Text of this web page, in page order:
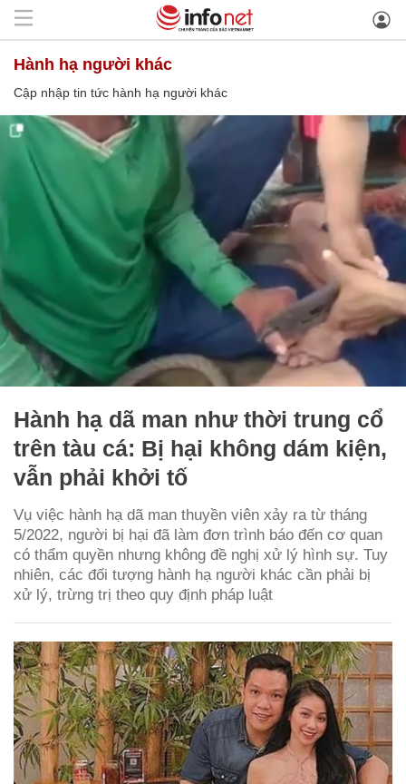
hành hạ người khác
Cập nhập tin tức hành hạ người khác
Hành hạ dã man như thời trung cổ
trên tàu cá: Bị hại không dám kiện,
vẫn phải khởi tố
Vụ việc hành hạ dã man thuyền viên xảy ra từ tháng
5/2022, người bị hại đã làm đơn trình báo đến cơ quan
có thẩm quyền nhưng không đề nghị xử lý hình sự. Tuy
nhiên, các đối tượng hành hạ người khác cần phải bị
xử lý, trừng trị theo quy định pháp luật